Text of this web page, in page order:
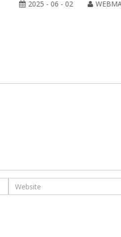
2025 - 06 - 02